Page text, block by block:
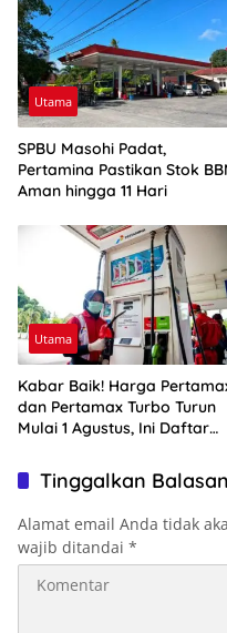
Utama
SPBU Masohi Padat,
Pertamina Pastikan Stok
Aman hingga 11 Hari
Utama
Kabar Baik! Harga
dan Pertamax Turbo Turun
Mulai 1 Agustus, Ini Daftar
Tinggalkan Balasan
Alamat email Anda tidak
wajib ditandai *